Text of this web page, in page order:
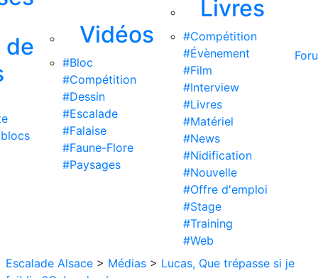
de
Vidéos
#Bloc
#Compétition
#Dessin
#Escalade
#Falaise
#Faune-Flore
#Paysages
Livres
#Compétition
#Évènement
#Film
#Interview
#Livres
#Matériel
#News
#Nidification
#Nouvelle
#Offre d'emploi
#Stage
#Training
#Web
Escalade Alsace > Médias > Lucas, Que trépasse si je